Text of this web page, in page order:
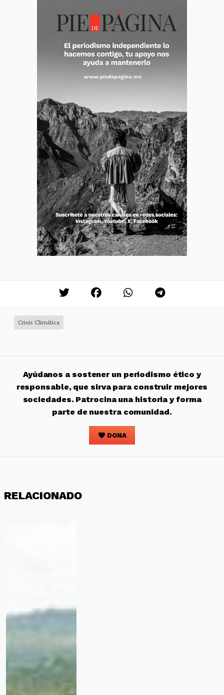
Crisis Climática
Ayúdanos a sostener un periodismo ético y
responsable, que sirva para construir mejores
sociedades. Patrocina una historia y forma
parte de nuestra comunidad.
DONA
RELACIONADO